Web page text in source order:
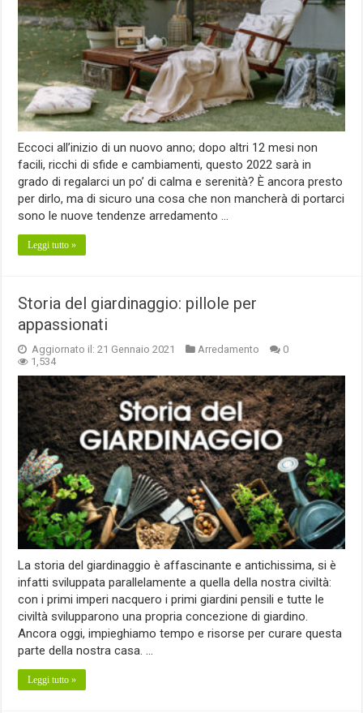
Eccoci all’inizio di un nuovo anno; dopo altri 12 mesi non
facili, ricchi di sfide e cambiamenti, questo 2022 sarà in
grado di regalarci un po’ di calma e serenità? È ancora presto
per dirlo, ma di sicuro una cosa che non mancherà di portarci
sono le nuove tendenze arredamento …
Leggi tutto »
Storia del giardinaggio: pillole per
appassionati
Aggiornato il: 21 Gennaio 2021 Arredamento
0
1,534
La storia del giardinaggio è affascinante e antichissima, si è
infatti sviluppata parallelamente a quella della nostra civiltà:
con i primi imperi nacquero i primi giardini pensili e tutte le
civiltà svilupparono una propria concezione di giardino.
Ancora oggi, impieghiamo tempo e risorse per curare questa
parte della nostra casa. …
Leggi tutto »